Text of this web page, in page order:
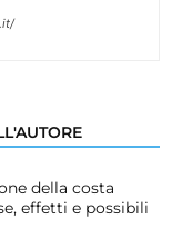
della costa
effetti e possibili